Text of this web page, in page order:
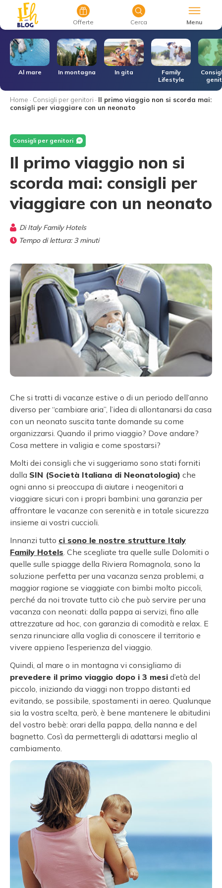
Menu
Cerca
Offerte
Al mare In montagna In gita
Family
Lifestyle
Home · Consigli per genitori · Il primo viaggio non si scorda mai:
consigli per viaggiare con un neonato
Consigli per genitori
Il primo viaggio non si
scorda mai: consigli per
viaggiare con un neonato
DiItaly Family Hotels
Tempo di lettura: 3 minuti
Che si tratti di vacanze estive o di un periodo dell’anno
diverso per “cambiare aria”, l’idea di allontanarsi da casa
con un neonato suscita tante domande su come
organizzarsi. Quando il primo viaggio? Dove andare?
Cosa mettere in valigia e come spostarsi?
Molti dei consigli che vi suggeriamo sono stati forniti
dalla SIN (Società Italiana di Neonatologia) che
ogni anno si preoccupa di aiutare i neogenitori a
viaggiare sicuri con i propri bambini: una garanzia per
affrontare le vacanze con serenità e in totale sicurezza
insieme ai vostri cuccioli.
Innanzi tutto ci sono le nostre strutture Italy
Family Hotels. Che scegliate tra quelle sulle Dolomiti o
quelle sulle spiagge della Riviera Romagnola, sono la
soluzione perfetta per una vacanza senza problemi, a
maggior ragione se viaggiate con bimbi molto piccoli,
perché da noi trovate tutto ciò che può servire per una
vacanza con neonati: dalla pappa ai servizi, fino alle
attrezzature ad hoc, con garanzia di comodità e relax. E
senza rinunciare alla voglia di conoscere il territorio e
vivere appieno l’esperienza del viaggio.
Quindi, al mare o in montagna vi consigliamo di
prevedere il primo viaggio dopo i 3 mesi d’età del
piccolo, iniziando da viaggi non troppo distanti ed
evitando, se possibile, spostamenti in aereo. Qualunque
sia la vostra scelta, però, è bene mantenere le abitudini
del vostro bebè: orari della pappa, della nanna e del
bagnetto. Così da permettergli di adattarsi meglio al
cambiamento.